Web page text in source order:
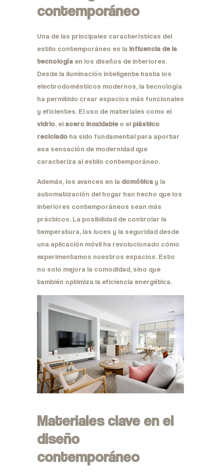
contemporáneo
Una de las principales características del
estilo contemporáneo es la influencia de la
tecnología en los diseños de interiores.
Desde la iluminación inteligente hasta los
electrodomésticos modernos, la tecnología
ha permitido crear espacios más funcionales
y eficientes. El uso de materiales como el
vidrio, el acero inoxidableo el plástico
reciclado ha sido fundamental para aportar
esa sensación de modernidad que
caracteriza al estilo contemporáneo.
Además, los avances en la domótica y la
automatización del hogar han hecho que los
interiores contemporáneos sean más
prácticos. La posibilidad de controlar la
temperatura, las luces y la seguridad desde
una aplicación móvil ha revolucionado cómo
experimentamos nuestros espacios. Esto
no solo mejora la comodidad, sino que
también optimiza la eficiencia energética.
Materiales clave en el
diseño
contemporáneo